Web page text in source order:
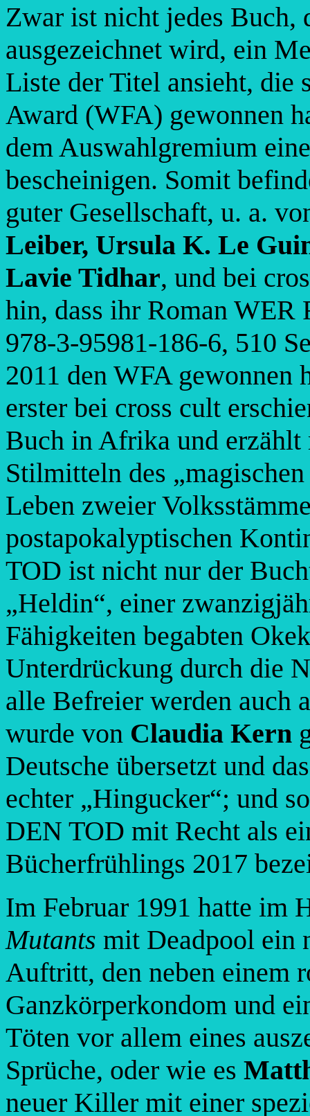
Zwar ist nicht jedes Buch,
ausgezeichnet wird, ein
Liste der Titel ansieht, die
Award (WFA) gewonnen
dem Auswahlgremium
bescheinigen. Somit
guter Gesellschaft, u. a.
Leiber, Ursula K. Le
Lavie Tidhar, und bei
hin, dass ihr Roman
978-3-95981-186-6, 510
2011 den WFA
erster bei cross cult
Buch in Afrika und
Stilmitteln des
Leben zweier
postapokalyptischen
TOD ist nicht nur der
„Heldin“, einer
Fähigkeiten begabten
Unterdrückung durch die
alle Befreier werden auch
wurde von Claudia Kern
Deutsche übersetzt und
echter „Hingucker“; und
DEN TOD mit Recht als
Bücherfrühlings 2017
Im Februar 1991 hatte im
Mutants mit Deadpool ein
Auftritt, den neben einem
Ganzkörperkondom und
Töten vor allem eines
Sprüche, oder wie es
neuer Killer mit einer